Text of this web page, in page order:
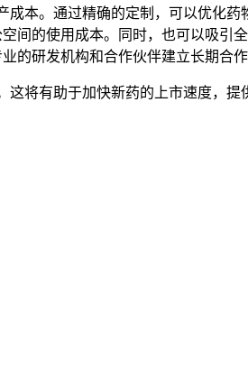
本。通过精确的定制，可以优化药
的使用成本。同时，也可以吸引
研发机构和合作伙伴建立长期合
将有助于加快新药的上市速度，提